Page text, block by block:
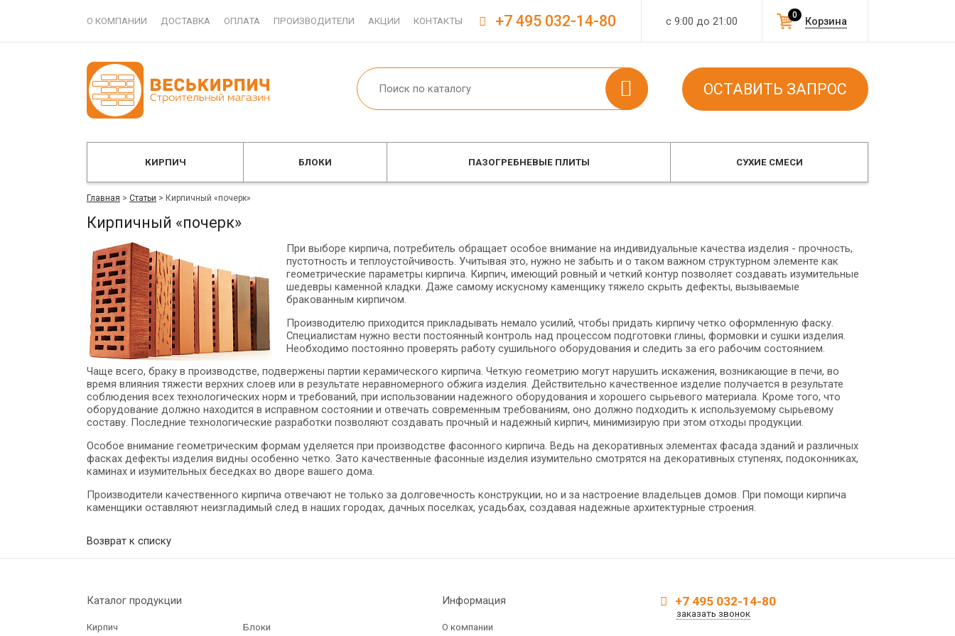
О КОМПАНИИ ДОСТАВКА ОПЛАТА ПРОИЗВОДИТЕЛИ АКЦИИ КОНТАКТЫ с 9:00 до 21:00 Корзина
0
+7 495 032-14-80
ОСТАВИТЬ ЗАПРОС
КИРПИЧ БЛОКИ ПАЗОГРЕБНЕВЫЕ ПЛИТЫ СУХИЕ СМЕСИ
Главная > Статьи > Кирпичный «почерк»
Кирпичный «почерк»
При выборе кирпича, потребитель обращает особое внимание на индивидуальные качества изделия - прочность,
пустотность и теплоустойчивость. Учитывая это, нужно не забыть и о таком важном структурном элементе как
геометрические параметры кирпича. Кирпич, имеющий ровный и четкий контур позволяет создавать изумительные
шедевры каменной кладки. Даже самому искусному каменщику тяжело скрыть дефекты, вызываемые
бракованным кирпичом.
Производителю приходится прикладывать немало усилий, чтобы придать кирпичу четко оформленную фаску.
Специалистам нужно вести постоянный контроль над процессом подготовки глины, формовки и сушки изделия.
Необходимо постоянно проверять работу сушильного оборудования и следить за его рабочим состоянием.
Чаще всего, браку в производстве, подвержены партии керамического кирпича. Четкую геометрию могут нарушить искажения, возникающие в печи, во
время влияния тяжести верхних слоев или в результате неравномерного обжига изделия. Действительно качественное изделие получается в результате
соблюдения всех технологических норм и требований, при использовании надежного оборудования и хорошего сырьевого материала. Кроме того, что
оборудование должно находится в исправном состоянии и отвечать современным требованиям, оно должно подходить к используемому сырьевому
составу. Последние технологические разработки позволяют создавать прочный и надежный кирпич, минимизирую при этом отходы продукции.
Особое внимание геометрическим формам уделяется при производстве фасонного кирпича. Ведь на декоративных элементах фасада зданий и различных
фасках дефекты изделия видны особенно четко. Зато качественные фасонные изделия изумительно смотрятся на декоративных ступенях, подоконниках,
каминах и изумительных беседках во дворе вашего дома.
Производители качественного кирпича отвечают не только за долговечность конструкции, но и за настроение владельцев домов. При помощи кирпича
каменщики оставляют неизгладимый след в наших городах, дачных поселках, усадьбах, создавая надежные архитектурные строения.
Возврат к списку
Каталог продукции
Кирпич Блоки
Информация
О компании
+7 495 032-14-80
заказать звонок